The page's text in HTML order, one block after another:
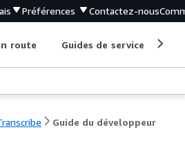
Préférences Contactez-nous
route Guides de service
Guide du développeur